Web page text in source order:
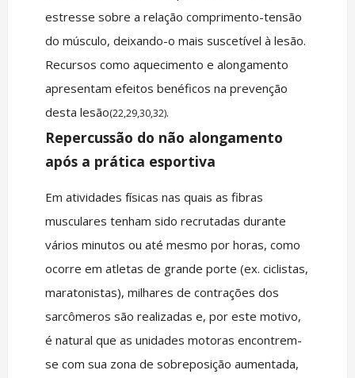
estresse sobre a relação comprimento-tensão
do músculo, deixando-o mais suscetível à lesão.
Recursos como aquecimento e alongamento
apresentam efeitos benéficos na prevenção
desta lesão(22,29,30,32).
Repercussão do não alongamento
após a prática esportiva
Em atividades físicas nas quais as fibras
musculares tenham sido recrutadas durante
vários minutos ou até mesmo por horas, como
ocorre em atletas de grande porte (ex. ciclistas,
maratonistas), milhares de contrações dos
sarcômeros são realizadas e, por este motivo,
é natural que as unidades motoras encontrem-
se com sua zona de sobreposição aumentada,